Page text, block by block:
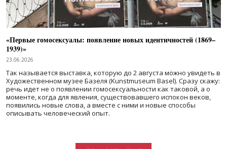
«Первые гомосексуалы: появление новых идентичностей (1869–
1939)»
23.06.2026
Так называется выставка, которую до 2 августа можно увидеть в
Художественном музее Базеля (Kunstmuseum Basel). Сразу скажу:
речь идет не о появлении гомосексуальности как таковой, а о
моменте, когда для явления, существовавшего испокон веков,
появились новые слова, а вместе с ними и новые способы
описывать человеческий опыт.